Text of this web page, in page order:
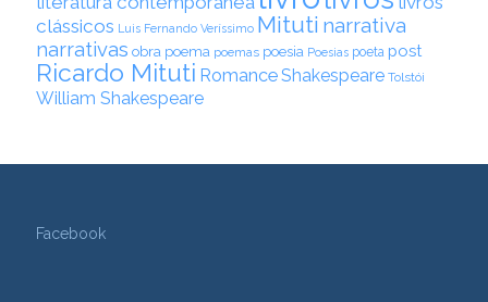
clássicos Luis Fernando Veríssimo Mituti narrativa
narrativas obra poema poemas poesia Poesias poeta post
Ricardo Mituti RomanceShakespeare Tolstói
William Shakespeare
Facebook